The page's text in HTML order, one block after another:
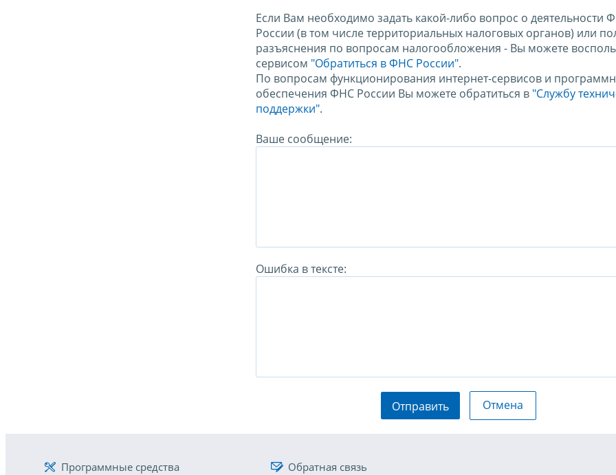
Если Вам необходимо задать какой-либо вопрос о деятельности
России (в том числе территориальных налоговых органов) или
разъяснения по вопросам налогообложения - Вы можете
сервисом "Обратиться в ФНС России".
По вопросам функционирования интернет-сервисов и
обеспечения ФНС России Вы можете обратиться в "Службу
поддержки".
Ваше сообщение:
Ошибка в тексте:
Отправить Отмена
Программные средства
Обратная связь